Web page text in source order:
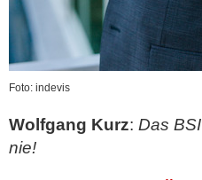
Foto: indevis
Wolfgang Kurz: Das
nie!